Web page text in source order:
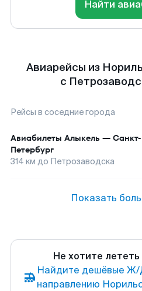
Найти
Авиарейсы из
с
Рейсы в соседние города
Авиабилеты Алыкель — Санкт-
Петербург
314 км до Петрозаводска
Показать
Не хотите
Найдите дешёвые Ж/
направлению